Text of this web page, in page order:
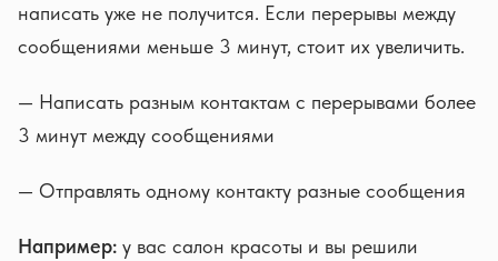
написать уже не получится. Если перерывы между
сообщениями меньше 3 минут, стоит их увеличить.
— Написать разным контактам с перерывами более
3 минут между сообщениями
— Отправлять одному контакту разные сообщения
Например: у вас салон красоты и вы решили